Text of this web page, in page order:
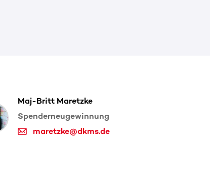
Maj-Britt Maretzke
Spenderneugewinnung
maretzke@dkms.de